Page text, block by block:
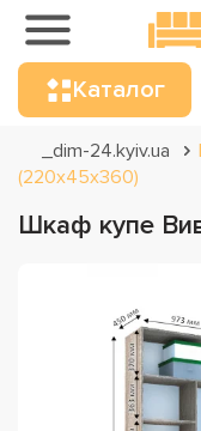
Каталог
_dim-24.kyiv.ua
(220х45х360)
Шкаф купе